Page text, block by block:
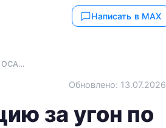
Написать в MAX
Компенсация за угон по ОСАГО
Обновлено: 13.07.2026
за угон по